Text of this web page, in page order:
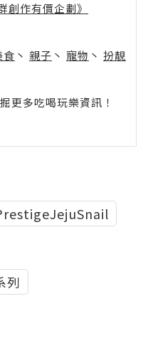
創作有價企劃》
食 丶 親子 丶 寵物 丶 扮靚
更多吃喝玩樂資訊！
列